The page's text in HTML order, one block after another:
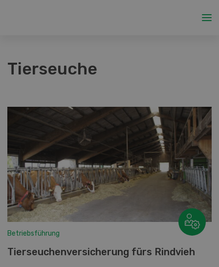
Tierseuche
Betriebsführung
Tierseuchenversicherung fürs Rindvieh